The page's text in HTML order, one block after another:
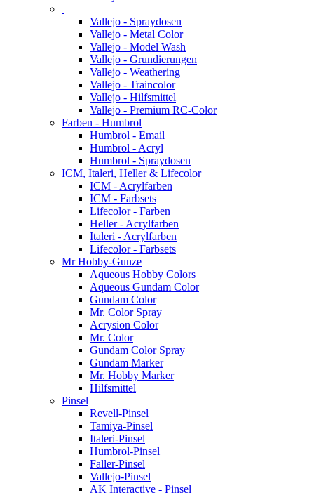
Vallejo - Spraydosen
Vallejo - Metal Color
Vallejo - Model Wash
Vallejo - Grundierungen
Vallejo - Weathering
Vallejo - Traincolor
Vallejo - Hilfsmittel
Vallejo - Premium RC-Color
Farben - Humbrol
Humbrol - Email
Humbrol - Acryl
Humbrol - Spraydosen
ICM, Italeri, Heller & Lifecolor
ICM - Acrylfarben
ICM - Farbsets
Lifecolor - Farben
Heller - Acrylfarben
Italeri - Acrylfarben
Lifecolor - Farbsets
Mr Hobby-Gunze
Aqueous Hobby Colors
Aqueous Gundam Color
Gundam Color
Mr. Color Spray
Acrysion Color
Mr. Color
Gundam Color Spray
Gundam Marker
Mr. Hobby Marker
Hilfsmittel
Pinsel
Revell-Pinsel
Tamiya-Pinsel
Italeri-Pinsel
Humbrol-Pinsel
Faller-Pinsel
Vallejo-Pinsel
AK Interactive - Pinsel